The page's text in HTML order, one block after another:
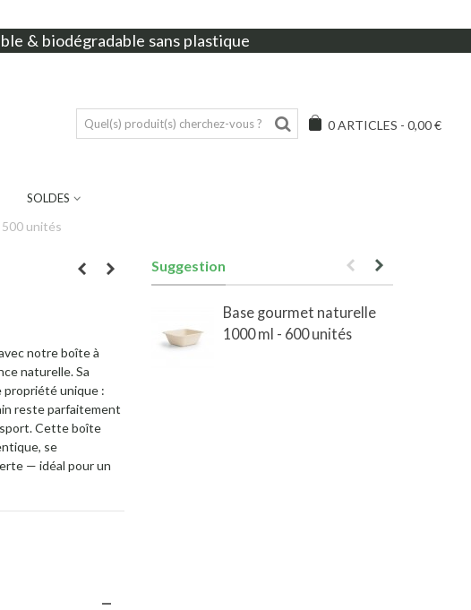
& biodégradable sans plastique
0ARTICLES - 0,00 €
SOLDES
unités
notre boîte à
naturelle. Sa
unique :
reste parfaitement
Cette boîte
se
— idéal pour un
Suggestion
Base gourmet naturelle
1000 ml - 600 unités